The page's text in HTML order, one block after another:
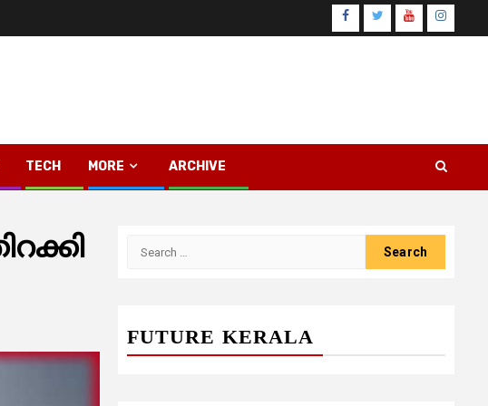
Facebook
TwitterYoutube
TECH MORE ARCHIVE
FUTURE KERALA